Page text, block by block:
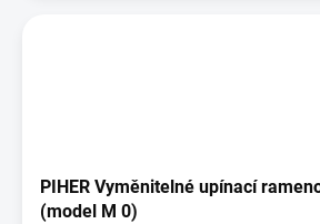
PIHER Vyměnitelné upínací
(model M 0)